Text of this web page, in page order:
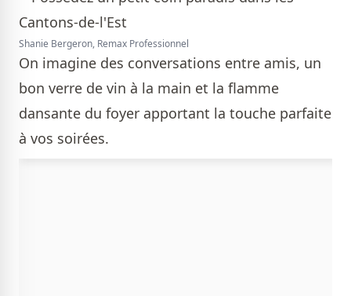
Shanie Bergeron, Remax Professionnel
On imagine des conversations entre amis, un
bon verre de vin à la main et la flamme
dansante du foyer apportant la touche parfaite
à vos soirées.